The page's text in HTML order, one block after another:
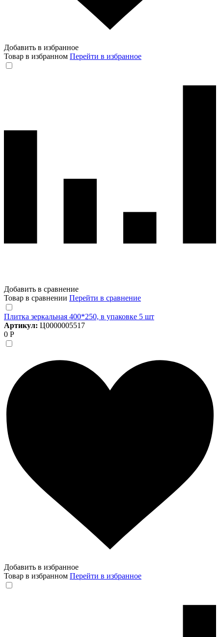
Добавить в избранное
Товар в избранном Перейти в избранное
Добавить в сравнение
Товар в сравнении Перейти в сравнение
Плитка зеркальная 400*250, в упаковке 5 шт
Артикул: Ц0000005517
0 Р
Добавить в избранное
Товар в избранном Перейти в избранное